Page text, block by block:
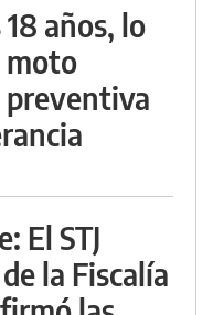
años, lo
moto
preventiva
El STJ
la Fiscalía